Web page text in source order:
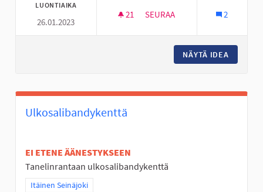
LUONTIAIKA
26.01.2023
21 21 SEURAAJAA
SEURAA 2
NÄYTÄ IDEA
Ulkosalibandykenttä
EI ETENE ÄÄNESTYKSEEN
Tanelinrantaan ulkosalibandykenttä
Rajaa tulokset teeman mukaan: Itäinen Seinäjoki
Itäinen Seinäjoki